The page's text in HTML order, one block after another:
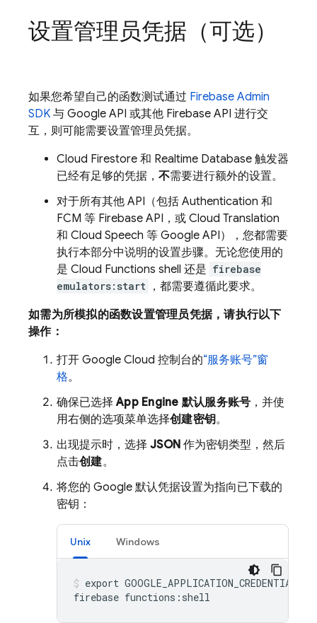
设置管理员凭据（可选）
如果您希望自己的函数测试通过 Firebase Admin
SDK 与 Google API 或其他 Firebase API 进行交
互，则可能需要设置管理员凭据。
Cloud Firestore 和 Realtime Database 触发器
已经有足够的凭据， 不需要进行额外的设置。
对于所有其他 API（包括 Authentication 和
FCM 等 Firebase API，或 Cloud Translation
和 Cloud Speech 等 Google API），您都需要
执行本部分中说明的设置步骤。无论您使用的
是 Cloud Functions shell 还是 firebase
emulators:start ，都需要遵循此要求。
如需为所模拟的函数设置管理员凭据，请执行以下
操作：
打开 Google Cloud 控制台的“服务账号”窗
格。
确保已选择App Engine 默认服务账号 ，并使
用右侧的选项菜单选择创建密钥。
出现提示时，选择 JSON 作为密钥类型，然后
点击创建。
将您的 Google 默认凭据设置为指向已下载的
密钥：
Unix Windows
export